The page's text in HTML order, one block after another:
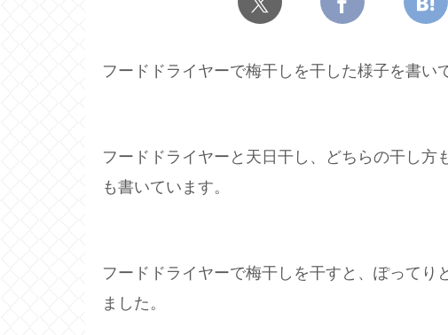
フードドライヤーで梅干しを干した様子を書い
フードドライヤーと天日干し、どちらの干し方
も書いています。
フードドライヤーで梅干しを干すと、ぽってり
ました。